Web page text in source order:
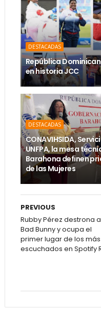
DESTACADAS
República
en historia JCC
DESTACADAS
CONAVIHSIDA,
UNFPA, la mesa
Barahona definen
de las Mujeres
PREVIOUS
Rubby Pérez destrona a
Bad Bunny y ocupa el
primer lugar de los más
escuchados en Spotify